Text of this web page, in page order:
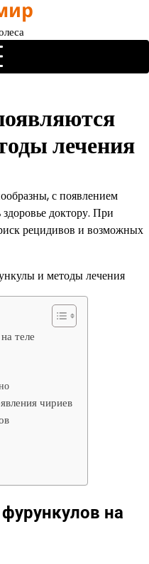
лечения
с появлением
доктору. При
рецидивов и возможных
теле
чириев
на